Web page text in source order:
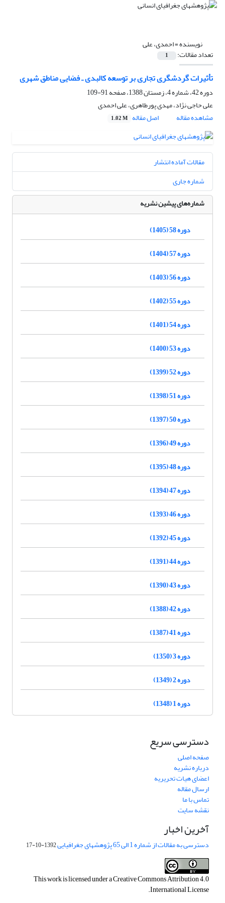
نویسنده =احمدی، علی
تعداد مقالات: 1
تأثیرات گردشگری تجاری بر توسعه کالبدی ـ فضایی مناطق شهری
دوره 42، شماره 4، زمستان 1388، صفحه
91-109
علی حاجی نژاد، مهدی پورطاهری، علی احمدی
مشاهده مقاله
اصل مقاله 1.02 M
مقالات آماده انتشار
شماره جاری
شماره‌های پیشین نشریه
دوره 58 (1405)
دوره 57 (1404)
دوره 56 (1403)
دوره 55 (1402)
دوره 54 (1401)
دوره 53 (1400)
دوره 52 (1399)
دوره 51 (1398)
دوره 50 (1397)
دوره 49 (1396)
دوره 48 (1395)
دوره 47 (1394)
دوره 46 (1393)
دوره 45 (1392)
دوره 44 (1391)
دوره 43 (1390)
دوره 42 (1388)
دوره 41 (1387)
دوره 3 (1350)
دوره 2 (1349)
دوره 1 (1348)
دسترسی سریع
صفحه اصلی
درباره نشریه
اعضای هیات تحریریه
ارسال مقاله
تماس با ما
نقشه سایت
آخرین اخبار
دسترسی به مقالات از شماره 1 الی 65 پژوهشهای جغرافیایی 1392-10-17
This work is licensed under aCreative Commons Attribution 4.0
International License
.